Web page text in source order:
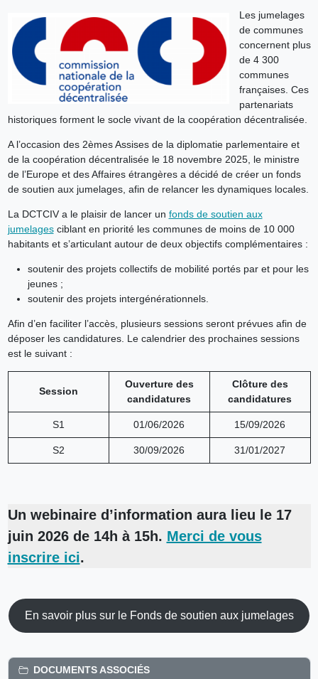
Les jumelages
de communes
concernent plus
de 4 300
communes
françaises. Ces
partenariats
historiques forment le socle vivant de la coopération décentralisée.
A l’occasion des 2èmes Assises de la diplomatie parlementaire et
de la coopération décentralisée le 18 novembre 2025, le ministre
de l’Europe et des Affaires étrangères a décidé de créer un fonds
de soutien aux jumelages, afin de relancer les dynamiques locales.
La DCTCIV a le plaisir de lancer un fonds de soutien aux
jumelagesciblant en priorité les communes de moins de 10 000
habitants et s’articulant autour de deux objectifs complémentaires :
soutenir des projets collectifs de mobilité portés par et pour les
jeunes ;
soutenir des projets intergénérationnels.
Afin d’en faciliter l’accès, plusieurs sessions seront prévues afin de
déposer les candidatures. Le calendrier des prochaines sessions
est le suivant :
Session
Ouverture des
candidatures
Clôture des
candidatures
S1 01/06/2026 15/09/2026
S2 30/09/2026 31/01/2027
Un webinaire d’information aura lieu le 17
juin 2026 de 14h à 15h. Merci de vous
inscrire ici.
En savoir plus sur le Fonds de soutien aux jumelages
DOCUMENTS ASSOCIÉS